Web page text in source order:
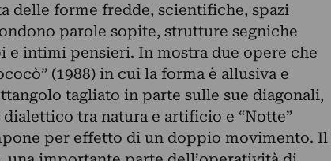
delle forme fredde, scientifiche, spazi
parole sopite, strutture segniche
e intimi pensieri. In mostra due opere che
(1988) in cui la forma è allusiva e
tagliato in parte sulle sue diagonali,
tra natura e artificio e “Notte”
per effetto di un doppio movimento. Il